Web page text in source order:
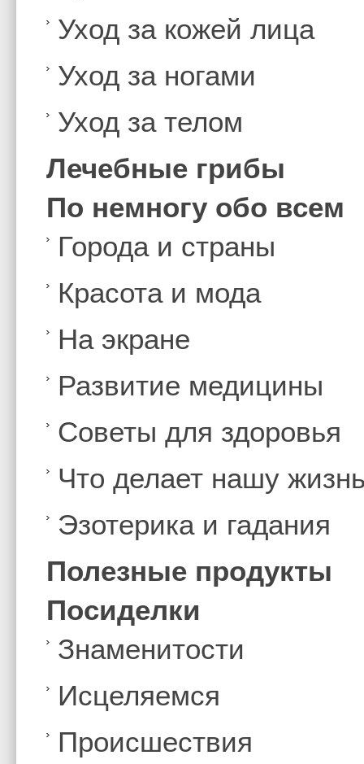
Уход за кожей лица
Уход за ногами
Уход за телом
Лечебные грибы
По немногу обо всем
Города и страны
Красота и мода
На экране
Развитие медицины
Советы для здоровья
Что делает нашу
Эзотерика и гадания
Полезные продукты
Посиделки
Знаменитости
Иcцеляемся
Происшествия